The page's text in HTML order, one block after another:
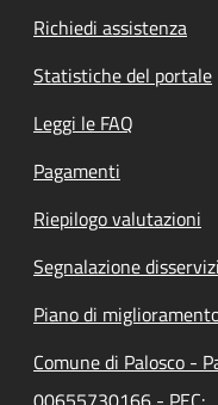
Richiedi assistenza
Statistiche del portale
Leggi le FAQ
Pagamenti
Riepilogo valutazioni
Segnalazione
Piano di
Comune di Palosco -